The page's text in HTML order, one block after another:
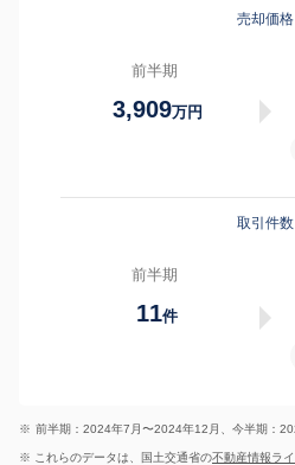
売却価格
前半期
3,909万円
取引件数
前半期
11件
※ 前半期：2024年7月〜2024年12月、今半期：
※ これらのデータは、国土交通省の不動産情報ラ